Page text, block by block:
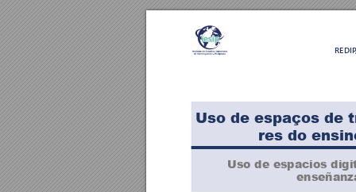
Uso de espaços de
res do
Uso de espacios
REDIP